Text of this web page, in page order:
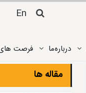
En
درباره‌ما فرصت
مقاله ها